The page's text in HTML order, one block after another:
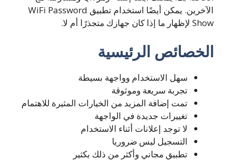
الآخرين. يمكن أيضًا استخدام تطبيق WiFi Password
Show لإظهار ما إذا كان جهازك متجذرًا أم لا.
الخصائص الرئيسية
سهل الاستخدام وواجهة بسيطة
تجربة سريعة وموثوقة
تمت إضافة المزيد من الخيارات المثيرة للاهتمام
تغييرات جديدة في الواجهة
لا توجد إعلانات أثناء الاستخدام
التسجيل ليس ضروريا
تطبيق مجاني وأكثر من ذلك بكثير